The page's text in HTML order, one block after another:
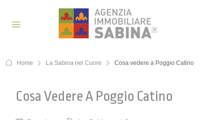
Home La Sabina nel Cuore Cosa vedere a Poggio Catino
Cosa Vedere A Poggio Catino